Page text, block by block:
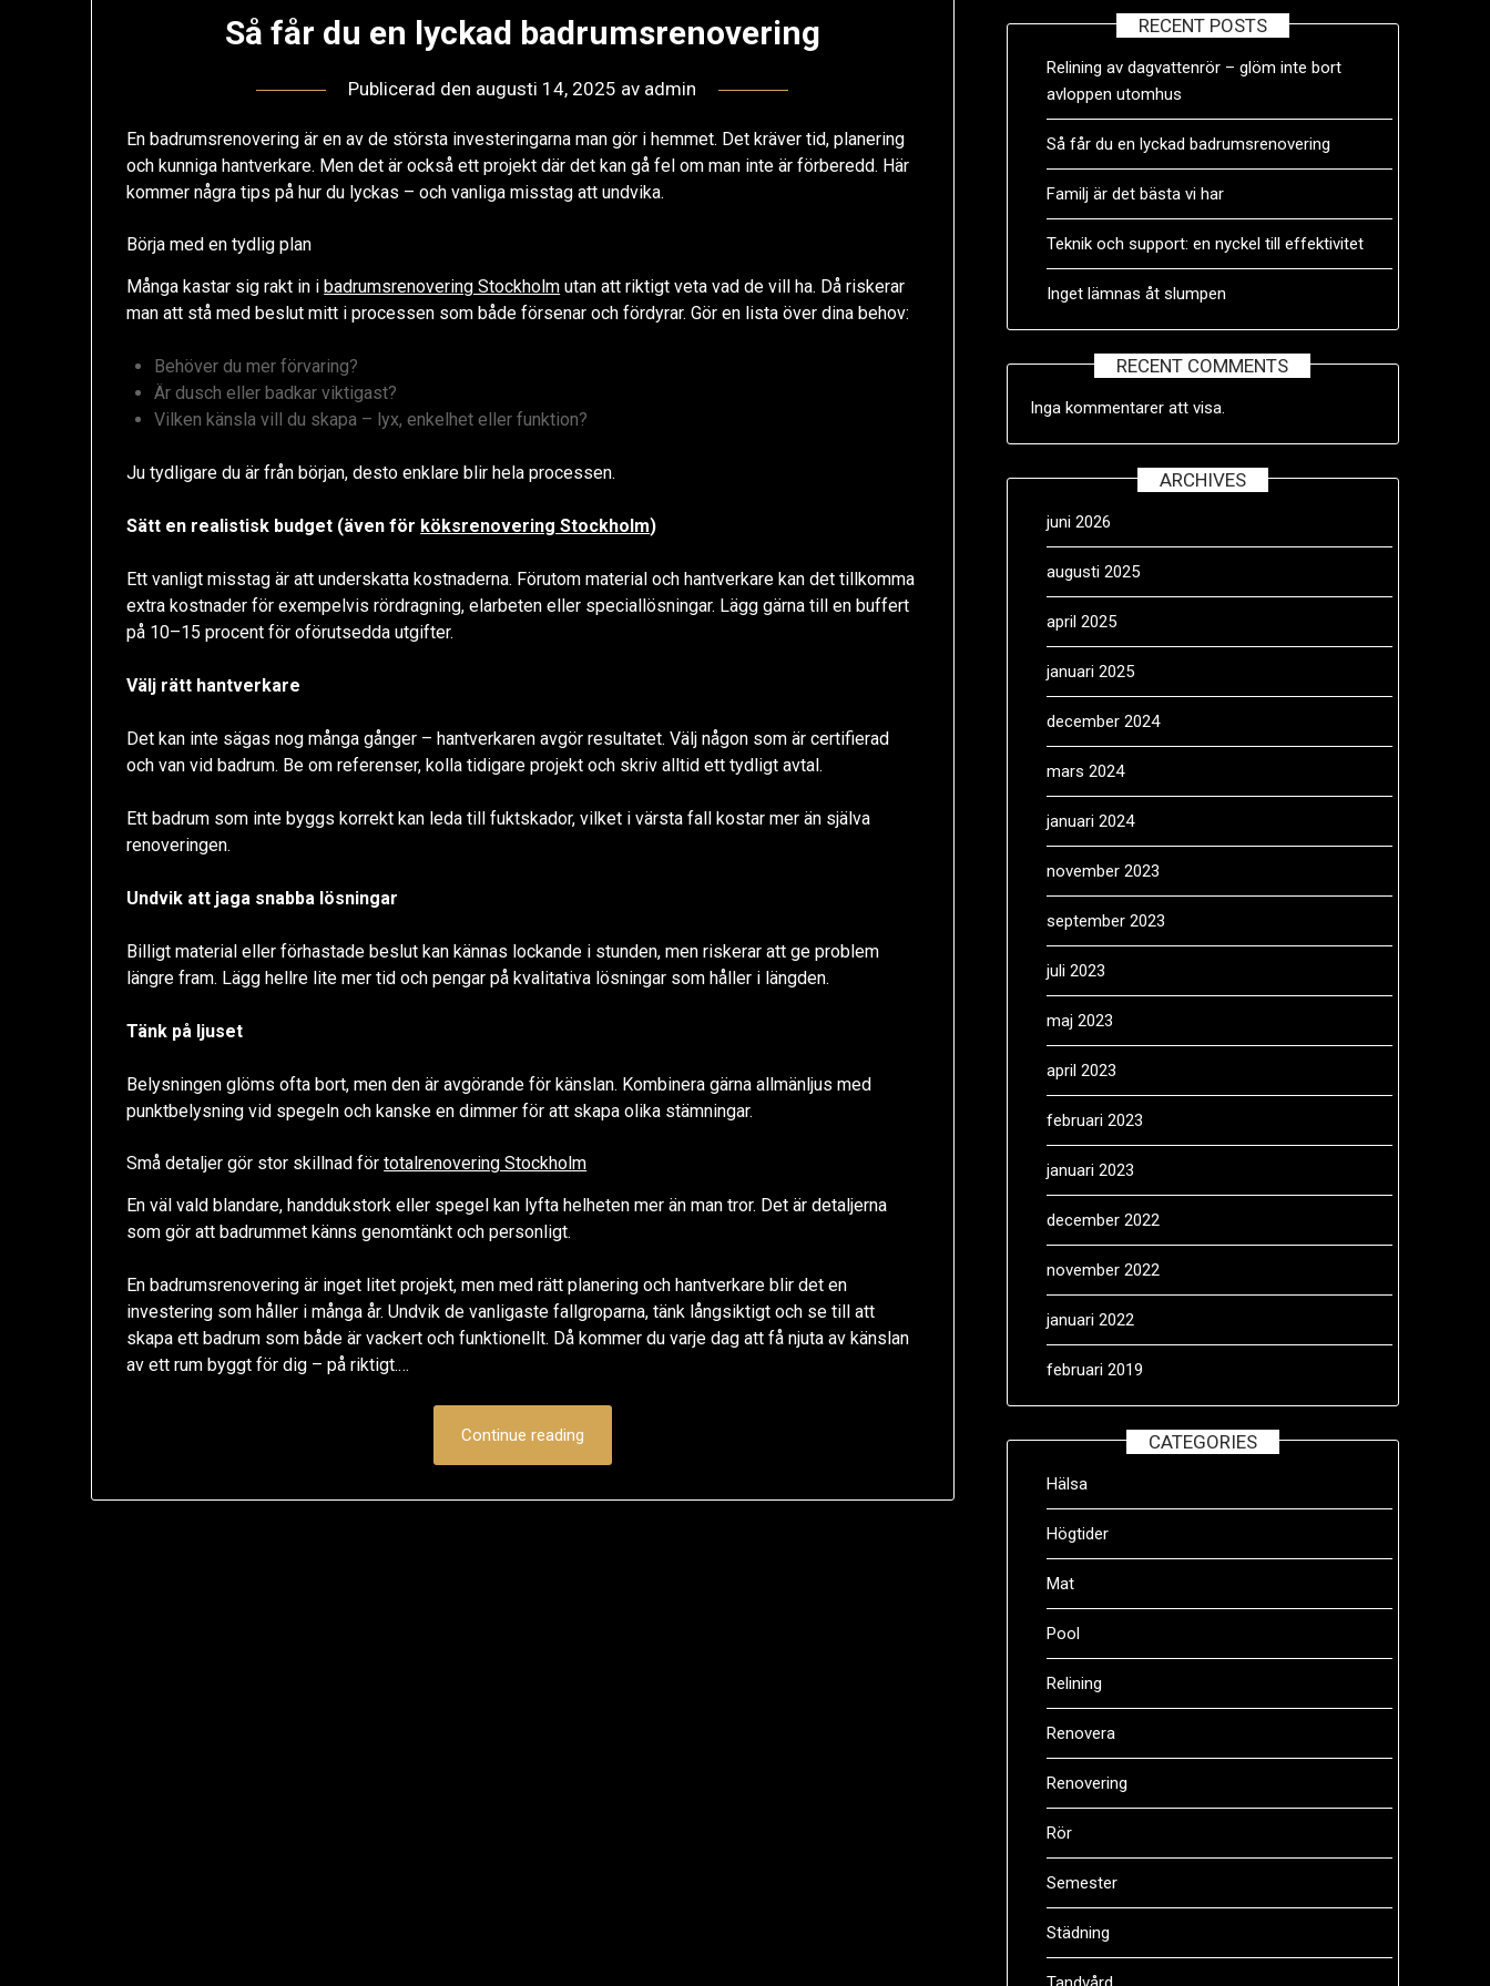
Så får du en lyckad badrumsrenovering
Publicerad den augusti 14, 2025 av admin
En badrumsrenovering är en av de största investeringarna man gör i hemmet. Det kräver tid, planering
och kunniga hantverkare. Men det är också ett projekt där det kan gå fel om man inte är förberedd. Här
kommer några tips på hur du lyckas – och vanliga misstag att undvika.
Börja med en tydlig plan
Många kastar sig rakt in ibadrumsrenovering Stockholm utan att riktigt veta vad de vill ha. Då riskerar
man att stå med beslut mitt i processen som både försenar och fördyrar. Gör en lista över dina behov:
Behöver du mer förvaring?
Är dusch eller badkar viktigast?
Vilken känsla vill du skapa – lyx, enkelhet eller funktion?
Ju tydligare du är från början, desto enklare blir hela processen.
Sätt en realistisk budget (även för köksrenovering Stockholm)
Ett vanligt misstag är att underskatta kostnaderna. Förutom material och hantverkare kan det tillkomma
extra kostnader för exempelvis rördragning, elarbeten eller speciallösningar. Lägg gärna till en buffert
på 10–15 procent för oförutsedda utgifter.
Välj rätt hantverkare
Det kan inte sägas nog många gånger – hantverkaren avgör resultatet. Välj någon som är certifierad
och van vid badrum. Be om referenser, kolla tidigare projekt och skriv alltid ett tydligt avtal.
Ett badrum som inte byggs korrekt kan leda till fuktskador, vilket i värsta fall kostar mer än själva
renoveringen.
Undvik att jaga snabba lösningar
Billigt material eller förhastade beslut kan kännas lockande i stunden, men riskerar att ge problem
längre fram. Lägg hellre lite mer tid och pengar på kvalitativa lösningar som håller i längden.
Tänk på ljuset
Belysningen glöms ofta bort, men den är avgörande för känslan. Kombinera gärna allmänljus med
punktbelysning vid spegeln och kanske en dimmer för att skapa olika stämningar.
Små detaljer gör stor skillnad förtotalrenovering Stockholm
En väl vald blandare, handdukstork eller spegel kan lyfta helheten mer än man tror. Det är detaljerna
som gör att badrummet känns genomtänkt och personligt.
En badrumsrenovering är inget litet projekt, men med rätt planering och hantverkare blir det en
investering som håller i många år. Undvik de vanligaste fallgroparna, tänk långsiktigt och se till att
skapa ett badrum som både är vackert och funktionellt. Då kommer du varje dag att få njuta av känslan
av ett rum byggt för dig – på riktigt.…
Continue reading
RECENT POSTS
Relining av dagvattenrör – glöm inte bort
avloppen utomhus
Så får du en lyckad badrumsrenovering
Familj är det bästa vi har
Teknik och support: en nyckel till effektivitet
Inget lämnas åt slumpen
RECENT COMMENTS
Inga kommentarer att visa.
ARCHIVES
juni 2026
augusti 2025
april 2025
januari 2025
december 2024
mars 2024
januari 2024
november 2023
september 2023
juli 2023
maj 2023
april 2023
februari 2023
januari 2023
december 2022
november 2022
januari 2022
februari 2019
CATEGORIES
Hälsa
Högtider
Mat
Pool
Relining
Renovera
Renovering
Rör
Semester
Städning